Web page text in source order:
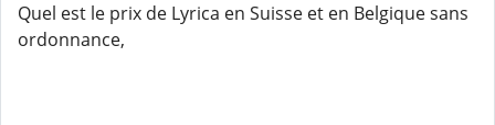
Quel est le prix de Lyrica en Suisse et en Belgique sans
ordonnance,